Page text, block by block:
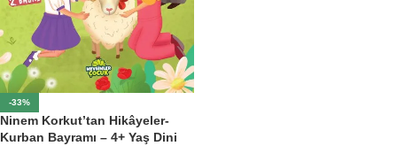
-33%
Ninem Korkut’tan Hikâyeler-
Kurban Bayramı – 4+ Yaş Dini